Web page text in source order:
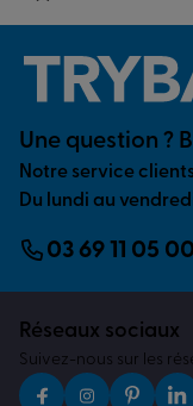
Une question ?
Notre service
Du lundi au
03 69 11 05 00
Réseaux sociaux
Suivez-nous sur les